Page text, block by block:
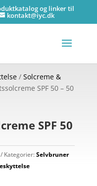
og linker til
kontakt@iyc.dk
/ Solcreme &
SPF 50 – 50
SPF 50
Kategorier:Selvbruner